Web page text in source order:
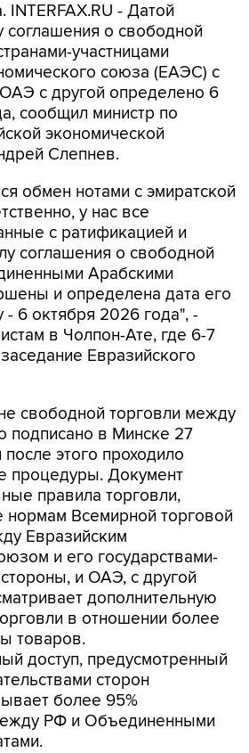
INTERFAX.RU - Датой
соглашения о свободной
участницами
союза (ЕАЭС) с
с другой определено 6
сообщил министр по
экономической
Слепнев.
обмен нотами с эмиратской
у нас все
с ратификацией и
соглашения о свободной
Арабскими
и определена дата его
- 6 октября 2026 года", -
в Чолпон-Ате, где 6-7
Евразийского
свободной торговли между
в Минске 27
этого проходило
процедуры. Документ
правила торговли,
нормам Всемирной торговой
Евразийским
и его государствами-
и ОАЭ, с другой
дополнительную
в отношении более
товаров.
доступ, предусмотренный
сторон
более 95%
РФ и Объединенными